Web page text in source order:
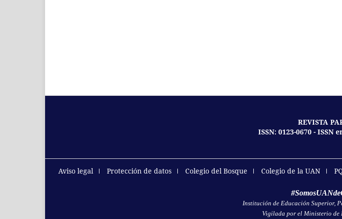
REVISTA
ISSN: 0123-0670 - ISSN
Aviso legal Protección de datos Colegio del Bosque Colegio de la UAN
Institución de Educación Superior,
Vigilada por el Ministerio de